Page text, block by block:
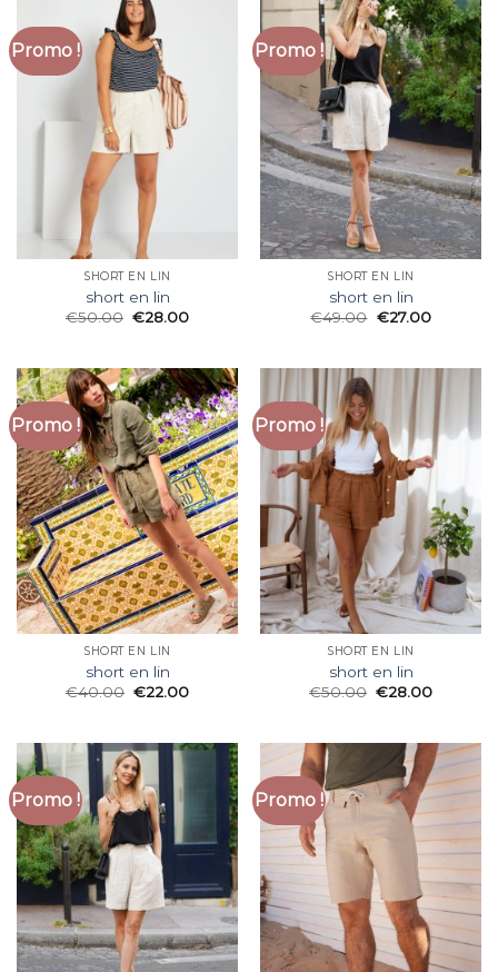
Promo !
SHORT EN LIN
short en lin
€50.00 €28.00
Promo !
SHORT EN LIN
short en lin
€49.00 €27.00
Promo !
SHORT EN LIN
short en lin
€40.00 €22.00
Promo !
SHORT EN LIN
short en lin
€50.00 €28.00
Promo ! Promo !